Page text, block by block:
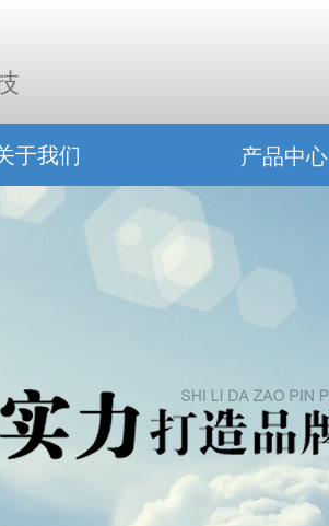
于我们 产品中心